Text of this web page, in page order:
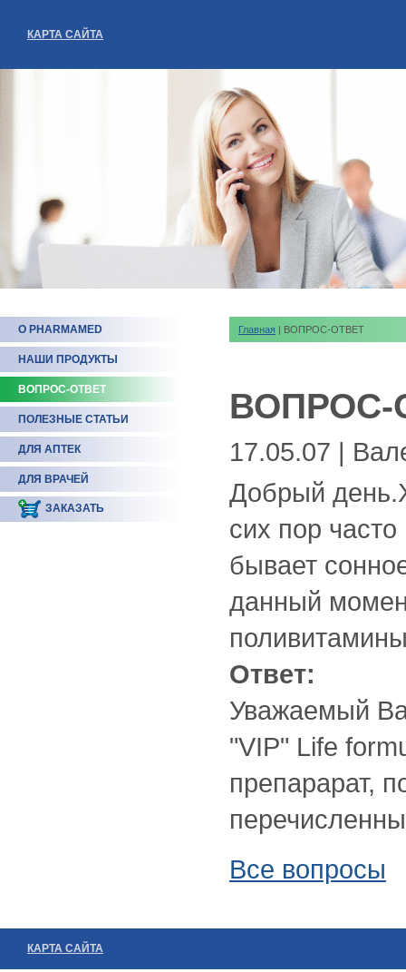
КАРТА САЙТА
О PHARMAMED
НАШИ ПРОДУКТЫ
ВОПРОС-ОТВЕТ
ПОЛЕЗНЫЕ СТАТЬИ
ДЛЯ АПТЕК
ДЛЯ ВРАЧЕЙ
ЗАКАЗАТЬ
Главная | ВОПРОС-ОТВЕТ
ВОПРОС-
17.05.07 |
Добрый
сих пор
бывает
данный
Ответ:
Уважаемый
"VIP" Life
препарарат,
Все вопросы
КАРТА САЙТА